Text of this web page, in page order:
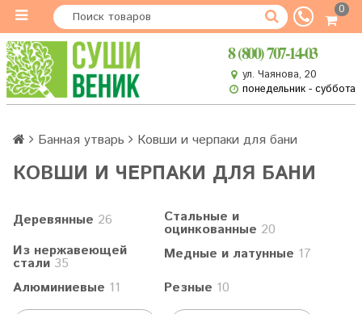
0
8 (800) 707-14-03
ул. Чаянова, 20
понедельник - суббота
Банная утварь Ковши и черпаки для бани
КОВШИ И ЧЕРПАКИ ДЛЯ БАНИ
Деревянные 26 Стальные и
оцинкованные 20
Из нержавеющей
стали 35
Медные и латунные 17
Алюминиевые 11 Резные 10